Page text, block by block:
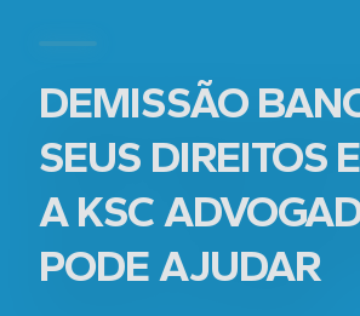
DEMISSÃO
SEUS DIREITOS
A KSC
PODE AJUDAR